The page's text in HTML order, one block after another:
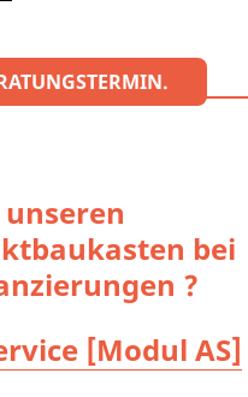
unseren
bei
?
[Modul AS]